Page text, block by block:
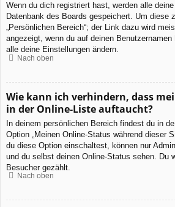
Wenn du dich registriert hast, werden alle
Datenbank des Boards gespeichert. Um diese
„Persönlichen Bereich“; der Link dazu wird
angezeigt, wenn du auf deinen
alle deine Einstellungen ändern.
Nach oben
Wie kann ich verhindern, dass
in der Online-Liste auftaucht?
In deinem persönlichen Bereich findest du in
Option „Meinen Online-Status während dieser
du diese Option einschaltest, können nur
und du selbst deinen Online-Status sehen. Du
Besucher gezählt.
Nach oben